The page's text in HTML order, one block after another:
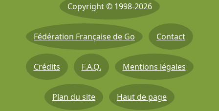
Copyright © 1998-2026
Fédération Française de Go Contact
Crédits F.A.Q. Mentions légales
Plan du site Haut de page